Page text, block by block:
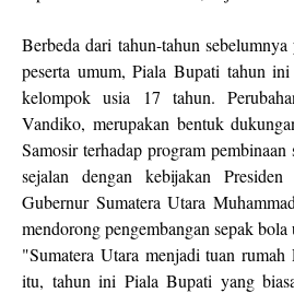
Berbeda dari tahun-tahun
peserta umum, Piala Bupati tahun ini
kelompok usia 17 tahun.
Vandiko, merupakan bentuk
Samosir terhadap program
sejalan dengan kebijakan
Gubernur Sumatera Utara
mendorong pengembangan sepak bola
"Sumatera Utara menjadi tuan
itu, tahun ini Piala Bupati yang